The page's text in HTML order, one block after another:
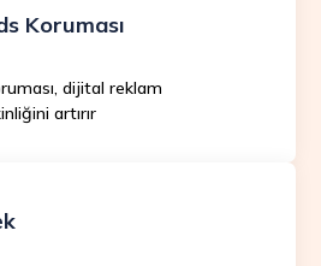
Koruması
dijital reklam
artırır